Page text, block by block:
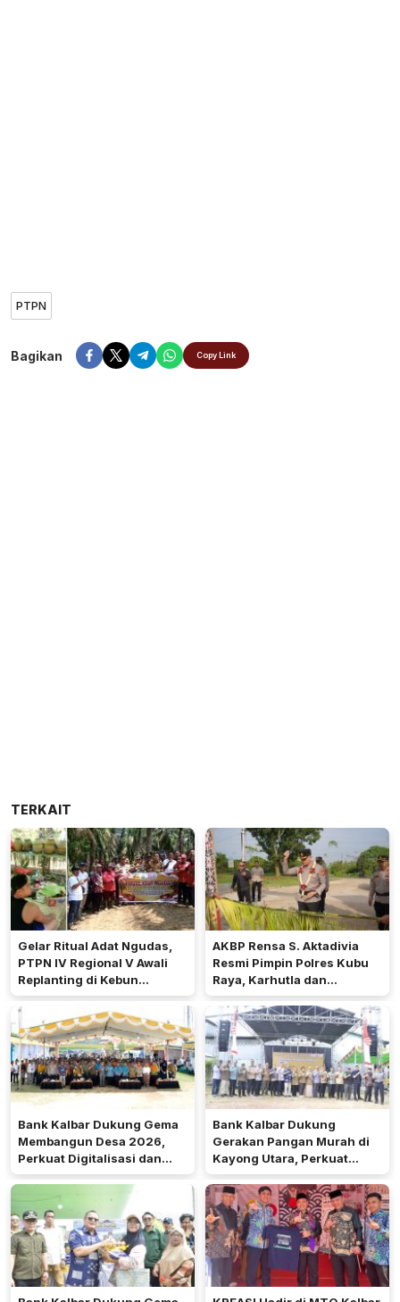
PTPN
Bagikan Copy Link
TERKAIT
Gelar Ritual Adat Ngudas,
PTPN IV Regional V Awali
Replanting di Kebun
Kembayan
AKBP Rensa S. Aktadivia
Resmi Pimpin Polres Kubu
Raya, Karhutla dan
Pelayanan Publik Jadi
Prioritas
Bank Kalbar Dukung Gema
Membangun Desa 2026,
Perkuat Digitalisasi dan
Ekonomi Desa Teluk Batang
Bank Kalbar Dukung
Gerakan Pangan Murah di
Kayong Utara, Perkuat
Akses Keuangan
Masyarakat